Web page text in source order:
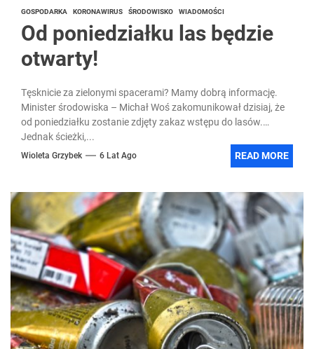
GOSPODARKA KORONAWIRUS ŚRODOWISKO WIADOMOŚCI
Od poniedziałku las będzie
otwarty!
Tęsknicie za zielonymi spacerami? Mamy dobrą informację.
Minister środowiska – Michał Woś zakomunikował dzisiaj, że
od poniedziałku zostanie zdjęty zakaz wstępu do lasów.
Jednak ścieżki,...
Wioleta Grzybek 6 Lat Ago READ MORE